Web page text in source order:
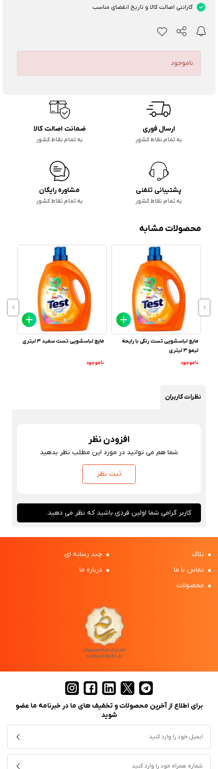
گارانتی اصالت کالا و تاریخ انقضای مناسب
ناموجود
ارسال فوری
به تمام نقاط کشور
ضمانت اصالت کالا
به تمام نقاط کشور
پشتیبانی تلفنی
به تمام نقاط کشور
مشاوره رایگان
به تمام نقاط کشور
محصولات مشابه
مایع لباسشویی تست رنگی با رایحه
لیمو 3 لیتری
ناموجود
مایع لباسشویی تست سفید 3 لیتری
ناموجود
نظرات کاربران
افزودن نظر
شما هم می توانید در مورد این مطلب نظر بدهید
ثبت نظر
کاربر گرامی شما اولین فردی باشید که نظر می دهید.
بلاگ
چند رسانه ای
تماس با ما
درباره ما
محصولات
برای اطلاع از آخرین محصولات و تخفیف های ما در خبرنامه ما عضو
شوید